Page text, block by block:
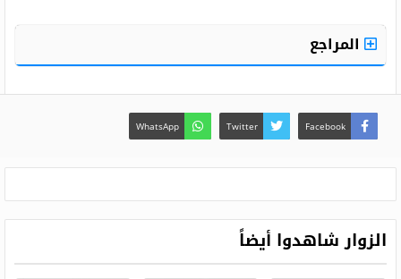
المراجع
Facebook
Twitter
WhatsApp
الزوار شاهدوا أيضاً